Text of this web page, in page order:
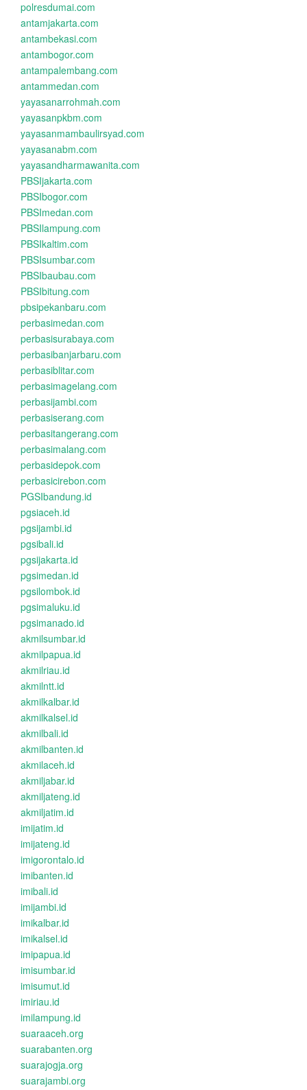
polresdumai.com
antamjakarta.com
antambekasi.com
antambogor.com
antampalembang.com
antammedan.com
yayasanarrohmah.com
yayasanpkbm.com
yayasanmambaulirsyad.com
yayasanabm.com
yayasandharmawanita.com
PBSIjakarta.com
PBSIbogor.com
PBSImedan.com
PBSIlampung.com
PBSIkaltim.com
PBSIsumbar.com
PBSIbaubau.com
PBSIbitung.com
pbsipekanbaru.com
perbasimedan.com
perbasisurabaya.com
perbasibanjarbaru.com
perbasiblitar.com
perbasimagelang.com
perbasijambi.com
perbasiserang.com
perbasitangerang.com
perbasimalang.com
perbasidepok.com
perbasicirebon.com
PGSIbandung.id
pgsiaceh.id
pgsijambi.id
pgsibali.id
pgsijakarta.id
pgsimedan.id
pgsilombok.id
pgsimaluku.id
pgsimanado.id
akmilsumbar.id
akmilpapua.id
akmilriau.id
akmilntt.id
akmilkalbar.id
akmilkalsel.id
akmilbali.id
akmilbanten.id
akmilaceh.id
akmiljabar.id
akmiljateng.id
akmiljatim.id
imijatim.id
imijateng.id
imigorontalo.id
imibanten.id
imibali.id
imijambi.id
imikalbar.id
imikalsel.id
imipapua.id
imisumbar.id
imisumut.id
imiriau.id
imilampung.id
suaraaceh.org
suarabanten.org
suarajogja.org
suarajambi.org